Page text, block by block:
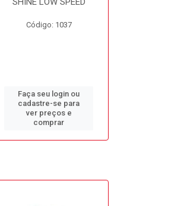
Código: 1037
Faça seu login ou
cadastre-se para
ver preços e
comprar